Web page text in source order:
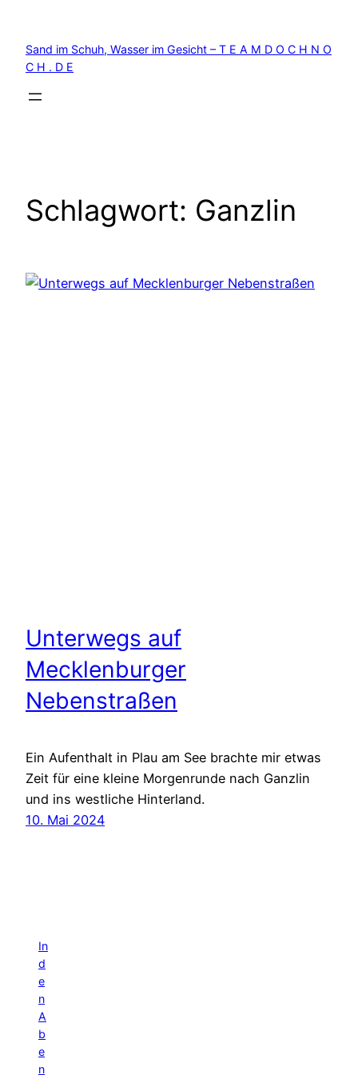
springen
Sand im Schuh, Wasser im Gesicht – T E A M D O C H N O
C H . D E
Schlagwort: Ganzlin
Unterwegs auf
Mecklenburger
Nebenstraßen
Ein Aufenthalt in Plau am See brachte mir etwas
Zeit für eine kleine Morgenrunde nach Ganzlin
und ins westliche Hinterland.
10. Mai 2024
In
d
e
n
A
b
e
n